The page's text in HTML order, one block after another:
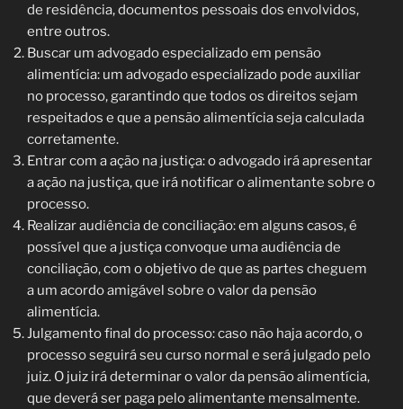
de residência, documentos pessoais dos envolvidos,
entre outros.
Buscar um advogado especializado em pensão
alimentícia: um advogado especializado pode auxiliar
no processo, garantindo que todos os direitos sejam
respeitados e que a pensão alimentícia seja calculada
corretamente.
Entrar com a ação na justiça: o advogado irá apresentar
a ação na justiça, que irá notificar o alimentante sobre o
processo.
Realizar audiência de conciliação: em alguns casos, é
possível que a justiça convoque uma audiência de
conciliação, com o objetivo de que as partes cheguem
a um acordo amigável sobre o valor da pensão
alimentícia.
Julgamento final do processo: caso não haja acordo, o
processo seguirá seu curso normal e será julgado pelo
juiz. O juiz irá determinar o valor da pensão alimentícia,
que deverá ser paga pelo alimentante mensalmente.